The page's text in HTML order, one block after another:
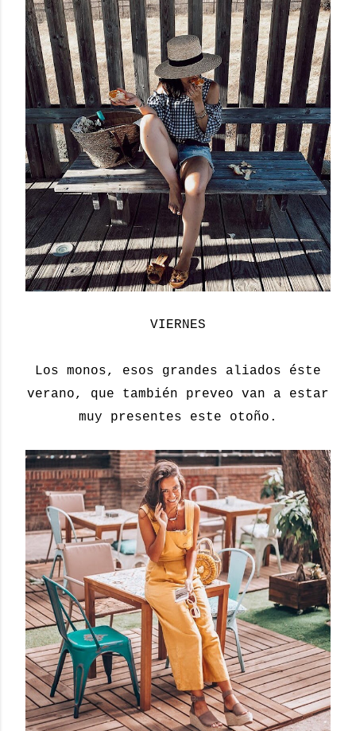
VIERNES
Los monos, esos grandes aliados éste
verano, que también preveo van a estar
muy presentes este otoño.